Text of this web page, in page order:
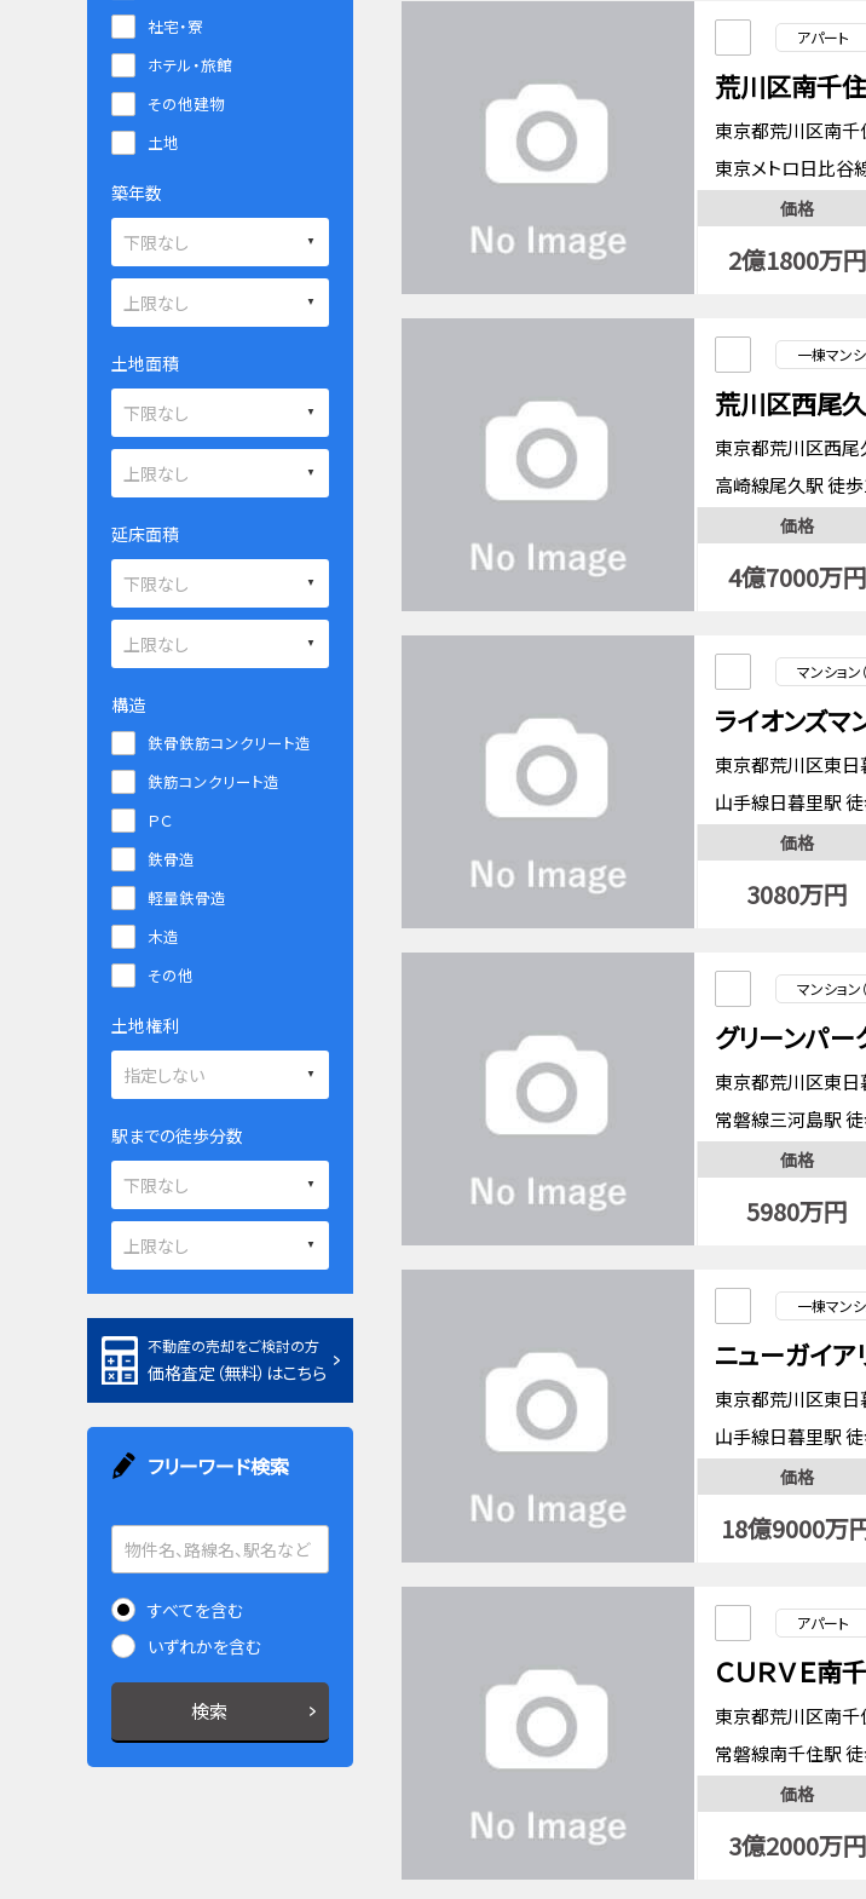
アパート
荒川区南千住
東京都荒川区南千
東京メトロ日比谷
常磐線南千住駅
価格
2億1800万円
一棟マン
荒川区西尾久
東京都荒川区西尾
高崎線尾久駅 徒
都電荒川線荒川
価格
4億7000万円
マンション
ライオンズマ
東京都荒川区東日
山手線日暮里駅
常磐線三河島駅
価格
3080万円
マンション
グリーンパ
東京都荒川区東日
常磐線三河島駅
山手線日暮里駅
東京メトロ千代田
価格
5980万円
一棟マン
ニューガイ
東京都荒川区東日
山手線日暮里駅
価格
18億9000万
アパート
ＣＵＲＶＥ南
東京都荒川区南千
常磐線南千住駅
東京メトロ日比谷
つくばエクスプレ
価格
3億2000万円
社宅・寮
ホテル・旅館
その他建物
土地
築年数
土地面積
延床面積
構造
鉄骨鉄筋コンクリート造
鉄筋コンクリート造
ＰＣ
鉄骨造
軽量鉄骨造
木造
その他
土地権利
駅までの徒歩分数
不動産の売却をご検討の方
価格査定（無料）はこちら
フリーワード検索
すべてを含む
いずれかを含む
検索